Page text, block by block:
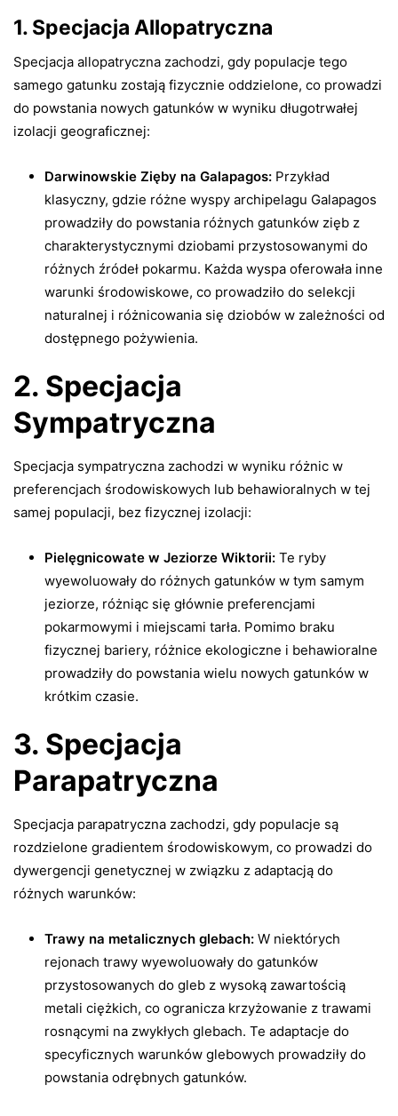
1. Specjacja Allopatryczna
Specjacja allopatryczna zachodzi, gdy populacje tego
samego gatunku zostają fizycznie oddzielone, co prowadzi
do powstania nowych gatunków w wyniku długotrwałej
izolacji geograficznej:
Darwinowskie Zięby na Galapagos: Przykład
klasyczny, gdzie różne wyspy archipelagu Galapagos
prowadziły do powstania różnych gatunków zięb z
charakterystycznymi dziobami przystosowanymi do
różnych źródeł pokarmu. Każda wyspa oferowała inne
warunki środowiskowe, co prowadziło do selekcji
naturalnej i różnicowania się dziobów w zależności od
dostępnego pożywienia.
2. Specjacja
Sympatryczna
Specjacja sympatryczna zachodzi w wyniku różnic w
preferencjach środowiskowych lub behawioralnych w tej
samej populacji, bez fizycznej izolacji:
Pielęgnicowate w Jeziorze Wiktorii: Te ryby
wyewoluowały do różnych gatunków w tym samym
jeziorze, różniąc się głównie preferencjami
pokarmowymi i miejscami tarła. Pomimo braku
fizycznej bariery, różnice ekologiczne i behawioralne
prowadziły do powstania wielu nowych gatunków w
krótkim czasie.
3. Specjacja
Parapatryczna
Specjacja parapatryczna zachodzi, gdy populacje są
rozdzielone gradientem środowiskowym, co prowadzi do
dywergencji genetycznej w związku z adaptacją do
różnych warunków:
Trawy na metalicznych glebach: W niektórych
rejonach trawy wyewoluowały do gatunków
przystosowanych do gleb z wysoką zawartością
metali ciężkich, co ogranicza krzyżowanie z trawami
rosnącymi na zwykłych glebach. Te adaptacje do
specyficznych warunków glebowych prowadziły do
powstania odrębnych gatunków.